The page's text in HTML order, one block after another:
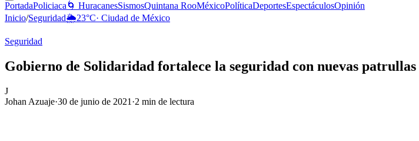
PortadaPoliciaca 🌀 HuracanesSismosQuintana RooMéxicoPolíticaDeportesEspectáculosOpinión
Inicio/Seguridad🌦️23°C· Ciudad de México
Seguridad
Gobierno de Solidaridad fortalece la seguridad con nuevas patrullas
J
Johan Azuaje·30 de junio de 2021 ·2 min de lectura